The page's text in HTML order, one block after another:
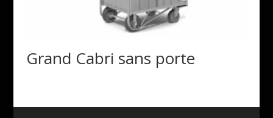
Grand Cabri sans porte